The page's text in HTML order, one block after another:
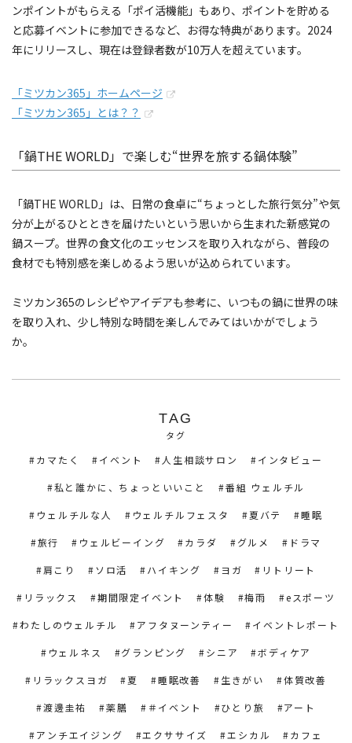
ンポイントがもらえる「ポイ活機能」もあり、ポイントを貯める
と応募イベントに参加できるなど、お得な特典があります。2024
年にリリースし、現在は登録者数が10万人を超えています。
「ミツカン365」ホームページ
「ミツカン365」とは？？
「鍋THE WORLD」で楽しむ“世界を旅する鍋体験”
「鍋THE WORLD」は、日常の食卓に“ちょっとした旅行気分”や気
分が上がるひとときを届けたいという思いから生まれた新感覚の
鍋スープ。世界の食文化のエッセンスを取り入れながら、普段の
食材でも特別感を楽しめるよう思いが込められています。
ミツカン365のレシピやアイデアも参考に、いつもの鍋に世界の味
を取り入れ、少し特別な時間を楽しんでみてはいかがでしょう
か。
TAG
タグ
カマたく イベント 人生相談サロン インタビュー
私と誰かに、ちょっといいこと 番組 ウェルチル
ウェルチルな人 ウェルチルフェスタ 夏バテ 睡眠
旅行 ウェルビーイング カラダ グルメ ドラマ
肩こり ソロ活 ハイキング ヨガ リトリート
リラックス 期間限定イベント 体験 梅雨 eスポーツ
わたしのウェルチル アフタヌーンティー イベントレポート
ウェルネス グランピング シニア ボディケア
リラックスヨガ 夏 睡眠改善 生きがい 体質改善
渡邊圭祐 薬膳 ＃イベント ひとり旅 アート
アンチエイジング エクササイズ エシカル カフェ